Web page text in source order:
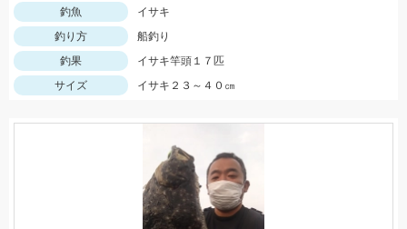
釣魚
イサキ
釣り方
船釣り
釣果
イサキ竿頭１７匹
サイズ
イサキ２３～４０㎝